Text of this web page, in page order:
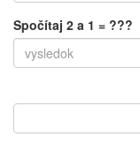
Spočítaj 2 a 1 = ???